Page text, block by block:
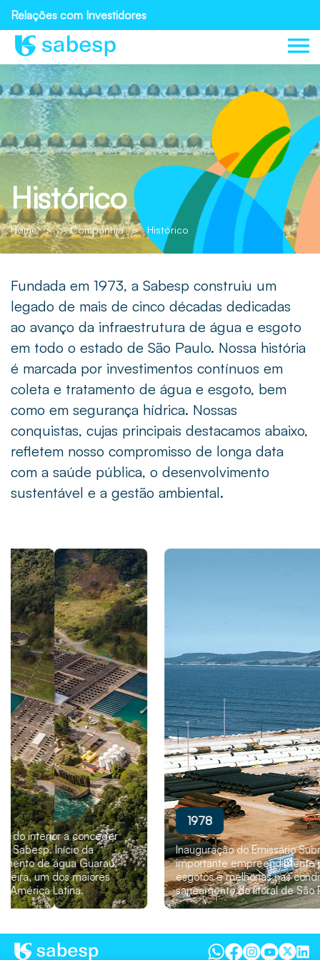
Relações com Investidores
Histórico
Home > A Companhia > Histórico
Fundada em 1973, a Sabesp construiu um
legado de mais de cinco décadas dedicadas
ao avanço da infraestrutura de água e esgoto
em todo o estado de São Paulo. Nossa história
é marcada por investimentos contínuos em
coleta e tratamento de água e esgoto, bem
como em segurança hídrica. Nossas
conquistas, cujas principais destacamos abaixo,
refletem nosso compromisso de longa data
com a saúde pública, o desenvolvimento
sustentável e a gestão ambiental.
1978
Inauguração do Emissário Submarino de Santos,
importante empreendimento para o tratamento de
esgotos e melhorias nas condições de saúde e
saneamento do litoral de São Paulo.